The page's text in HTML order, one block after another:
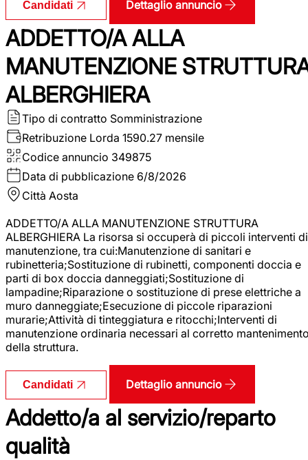
Candidati Dettaglio annuncio
ADDETTO/A ALLA
MANUTENZIONE
ALBERGHIERA
Tipo di contratto Somministrazione
Retribuzione Lorda 1590.27 mensile
Codice annuncio 349875
Data di pubblicazione 6/8/2026
Città Aosta
ADDETTO/A ALLA MANUTENZIONE STRUTTURA
ALBERGHIERA La risorsa si occuperà di piccoli interventi di
manutenzione, tra cui:Manutenzione di sanitari e
rubinetteria;Sostituzione di rubinetti, componenti doccia e
parti di box doccia danneggiati;Sostituzione di
lampadine;Riparazione o sostituzione di prese elettriche a
muro danneggiate;Esecuzione di piccole riparazioni
murarie;Attività di tinteggiatura e ritocchi;Interventi di
manutenzione ordinaria necessari al corretto
della struttura.
Candidati Dettaglio annuncio
Addetto/a al servizio/reparto
qualità